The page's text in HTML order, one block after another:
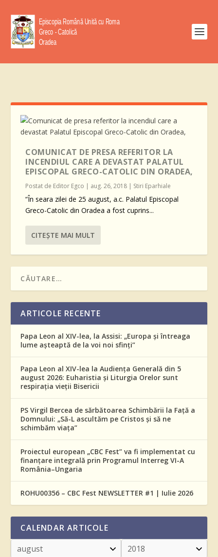
COMUNICAT DE PRESA REFERITOR LA
INCENDIUL CARE A DEVASTAT PALATUL
EPISCOPAL GRECO-CATOLIC DIN ORADEA,
Postat de Editor Egco | aug. 26, 2018 | Stiri Eparhiale
“În seara zilei de 25 august, a.c. Palatul Episcopal
Greco-Catolic din Oradea a fost cuprins...
CITEŞTE MAI MULT
ARTICOLE RECENTE
Papa Leon al XIV-lea, la Assisi: „Europa și întreaga
lume așteaptă de la voi noi sfinți”
Papa Leon al XIV-lea la Audiența Generală din 5
august 2026: Euharistia și Liturgia Orelor sunt
respirația vieții Bisericii
PS Virgil Bercea de sărbătoarea Schimbării la Față a
Domnului: „Să-L ascultăm pe Cristos și să ne
schimbăm viața”
Proiectul european „CBC Fest” va fi implementat cu
finanțare integrală prin Programul Interreg VI-A
România–Ungaria
ROHU00356 – CBC Fest NEWSLETTER #1 | Iulie 2026
CALENDAR ARTICOLE